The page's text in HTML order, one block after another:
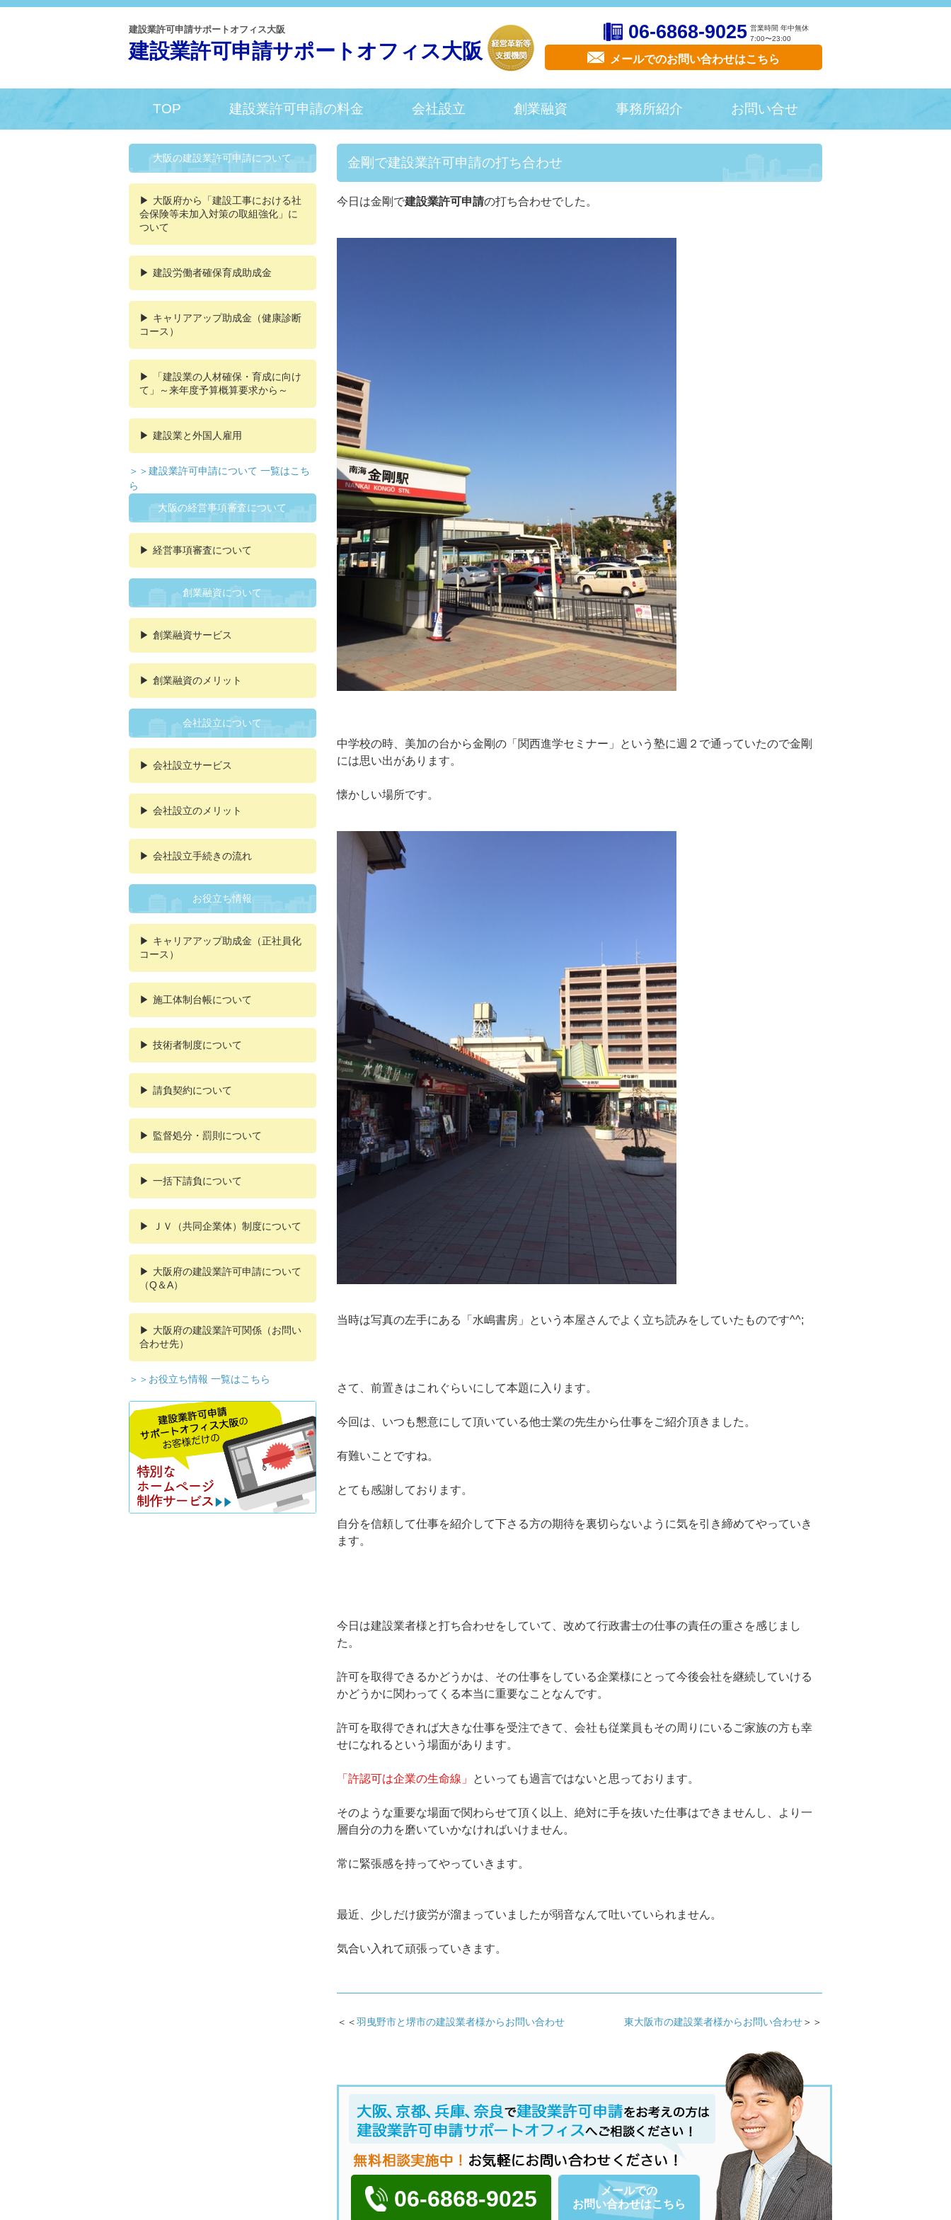
建設業許可申請サポートオフィス大阪
建設業許可申請サポートオフィス大阪
06-6868-9025 営業時間 年中無休
7:00〜23:00
メールでのお問い合わせはこちら
TOP 建設業許可申請の料金 会社設立 創業融資 事務所紹介 お問い合せ
金剛で建設業許可申請の打ち合わせ
今日は金剛で建設業許可申請の打ち合わせでした。
中学校の時、美加の台から金剛の「関西進学セミナー」という塾に週２で通っていたので金剛
には思い出があります。
懐かしい場所です。
当時は写真の左手にある「水嶋書房」という本屋さんでよく立ち読みをしていたものです^^;
さて、前置きはこれぐらいにして本題に入ります。
今回は、いつも懇意にして頂いている他士業の先生から仕事をご紹介頂きました。
有難いことですね。
とても感謝しております。
自分を信頼して仕事を紹介して下さる方の期待を裏切らないように気を引き締めてやっていき
ます。
今日は建設業者様と打ち合わせをしていて、改めて行政書士の仕事の責任の重さを感じまし
た。
許可を取得できるかどうかは、その仕事をしている企業様にとって今後会社を継続していける
かどうかに関わってくる本当に重要なことなんです。
許可を取得できれば大きな仕事を受注できて、会社も従業員もその周りにいるご家族の方も幸
せになれるという場面があります。
「許認可は企業の生命線」 といっても過言ではないと思っております。
そのような重要な場面で関わらせて頂く以上、絶対に手を抜いた仕事はできませんし、より一
層自分の力を磨いていかなければいけません。
常に緊張感を持ってやっていきます。
最近、少しだけ疲労が溜まっていましたが弱音なんて吐いていられません。
気合い入れて頑張っていきます。
＜＜羽曳野市と堺市の建設業者様からお問い合わせ 東大阪市の建設業者様からお問い合わせ＞＞
06-6868-9025
メールでの
お問い合わせはこちら
大阪の建設業許可申請について
大阪府から「建設工事における社
会保険等未加入対策の取組強化」に
ついて
建設労働者確保育成助成金
キャリアアップ助成金（健康診断
コース）
「建設業の人材確保・育成に向け
て」～来年度予算概算要求から～
建設業と外国人雇用
＞＞建設業許可申請について 一覧はこち
ら
大阪の経営事項審査について
経営事項審査について
創業融資について
創業融資サービス
創業融資のメリット
会社設立について
会社設立サービス
会社設立のメリット
会社設立手続きの流れ
お役立ち情報
キャリアアップ助成金（正社員化
コース）
施工体制台帳について
技術者制度について
請負契約について
監督処分・罰則について
一括下請負について
ＪＶ（共同企業体）制度について
大阪府の建設業許可申請について
（Q＆A）
大阪府の建設業許可関係（お問い
合わせ先）
＞＞お役立ち情報 一覧はこちら